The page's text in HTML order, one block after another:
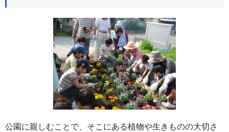
公園に親しむことで、そこにある植物や生きものの大切さ